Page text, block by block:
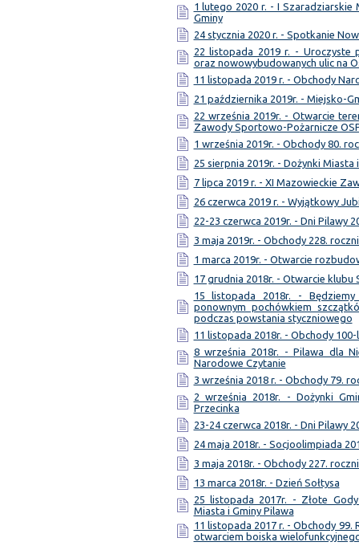
1 lutego 2020 r. - I
Gminy
24 stycznia 2020 r. - Spotkanie
22 listopada 2019 r. - Uroczyste
oraz nowowybudowanych ulic na
11 listopada 2019 r. - Obchody
21 października 2019r. - Miejsko-
22 września 2019r. - Otwarcie
Zawody Sportowo-Pożarnicze
1 września 2019r. - Obchody 80.
25 sierpnia 2019r. - Dożynki Miasta
7 lipca 2019 r. - XI Mazowieckie
26 czerwca 2019 r. - Wyjątkowy
22-23 czerwca 2019r. - Dni Pilawy
3 maja 2019r. - Obchody 228.
1 marca 2019r. - Otwarcie
17 grudnia 2018r. - Otwarcie klubu
15 listopada 2018r. -
ponownym pochówkiem
podczas powstania styczniowego
11 listopada 2018r. - Obchody
8 września 2018r. - Pilawa dla
Narodowe Czytanie
3 września 2018 r. - Obchody 79.
2 września 2018r. - Dożynki
Przecinka
23-24 czerwca 2018r. - Dni Pilawy
24 maja 2018r. - Socjoolimpiada
3 maja 2018r. - Obchody 227.
13 marca 2018r. - Dzień Sołtysa
25 listopada 2017r. - Złote
Miasta i Gminy Pilawa
11 listopada 2017 r. - Obchody 99.
otwarciem boiska